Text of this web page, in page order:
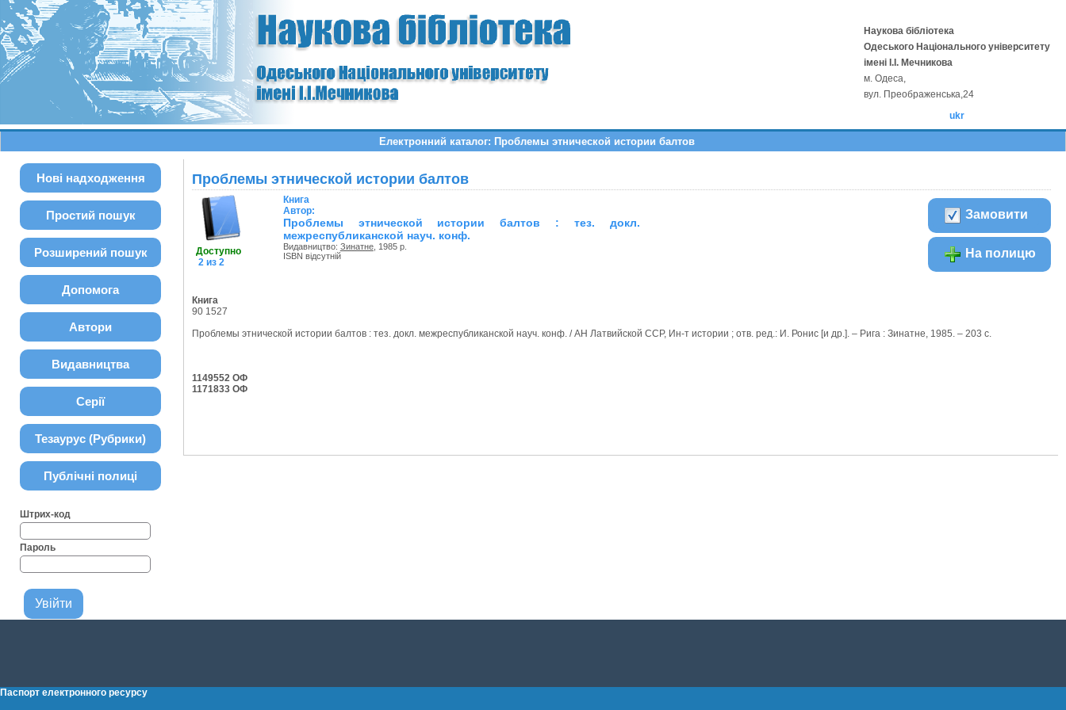
Наукова бібліотека
Одеського Національного університету
імені І.І. Мечникова
м. Одеса,
вул. Преображенська,24
ukr
Електронний каталог: Проблемы этнической истории балтов
Нові надходження
Простий пошук
Розширений пошук
Допомога
Автори
Видавництва
Серії
Тезаурус (Рубрики)
Публічні полиці
Штрих-код
Пароль
Проблемы этнической истории балтов
Доступно
2 из 2
Книга
Автор:
Проблемы этнической истории балтов : тез. докл.
межреспубликанской науч. конф.
Видавництво: Зинатне, 1985 р.
ISBN відсутній
Замовити
На полицю
Книга
90 1527
Проблемы этнической истории балтов : тез. докл. межреспубликанской науч. конф. / АН Латвийской ССР, Ин-т истории ; отв. ред.: И. Ронис [и др.]. – Рига : Зинатне, 1985. – 203 с.
1149552 ОФ
1171833 ОФ
Паспорт електронного ресурсу